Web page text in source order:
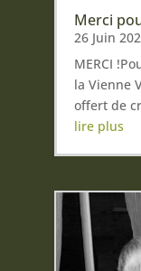
Merci
26 Juin
MERCI
la Vienne
offert de
lire plus